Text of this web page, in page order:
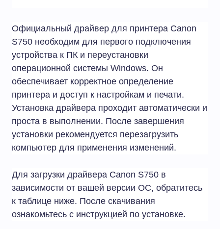
Официальный драйвер для принтера Canon
S750 необходим для первого подключения
устройства к ПК и переустановки
операционной системы Windows. Он
обеспечивает корректное определение
принтера и доступ к настройкам и печати.
Установка драйвера проходит автоматически и
проста в выполнении. После завершения
установки рекомендуется перезагрузить
компьютер для применения изменений.
Для загрузки драйвера Canon S750 в
зависимости от вашей версии ОС, обратитесь
к таблице ниже. После скачивания
ознакомьтесь с инструкцией по установке.